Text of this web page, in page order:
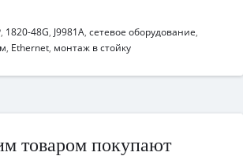
, 1820-48G, J9981A, сетевое оборудование,
, Ethernet, монтаж в стойку
товаром покупают